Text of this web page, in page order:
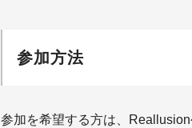
参加方法
参加を希望する方は、 Reallusion